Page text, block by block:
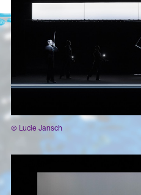
© Lucie Jansch